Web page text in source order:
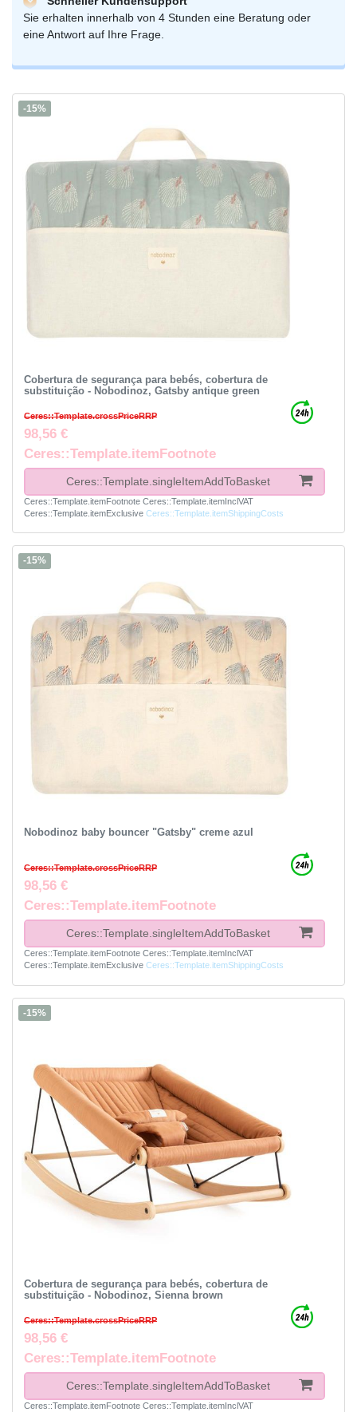
Sie erhalten innerhalb von 4 Stunden eine Beratung oder
eine Antwort auf Ihre Frage.
-15%
Cobertura de segurança para bebés, cobertura de
substituição - Nobodinoz, Gatsby antique green
Ceres::Template.crossPriceRRP
98,56 €
Ceres::Template.itemFootnote
Ceres::Template.singleItemAddToBasket
Ceres::Template.itemFootnote Ceres::Template.itemInclVAT
Ceres::Template.itemExclusive Ceres::Template.itemShippingCosts
-15%
Nobodinoz baby bouncer "Gatsby" creme azul
Ceres::Template.crossPriceRRP
98,56 €
Ceres::Template.itemFootnote
Ceres::Template.singleItemAddToBasket
Ceres::Template.itemFootnote Ceres::Template.itemInclVAT
Ceres::Template.itemExclusive Ceres::Template.itemShippingCosts
-15%
Cobertura de segurança para bebés, cobertura de
substituição - Nobodinoz, Sienna brown
Ceres::Template.crossPriceRRP
98,56 €
Ceres::Template.itemFootnote
Ceres::Template.singleItemAddToBasket
Ceres::Template.itemFootnote Ceres::Template.itemInclVAT